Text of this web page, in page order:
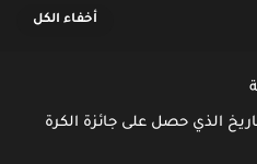
الذي حصل على جائزة الكرة